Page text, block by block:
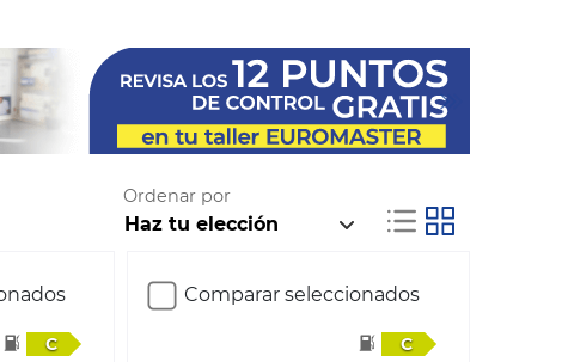
Ordenar por
C
Comparar seleccionados
C